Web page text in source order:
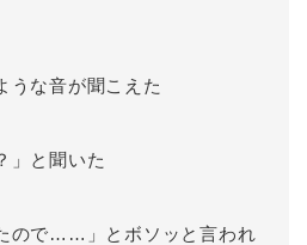
うな音が聞こえた
」と聞いた
ので……」とボソッと言われ